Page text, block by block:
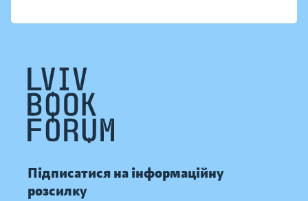
Підписатися на інформаційну
розсилку